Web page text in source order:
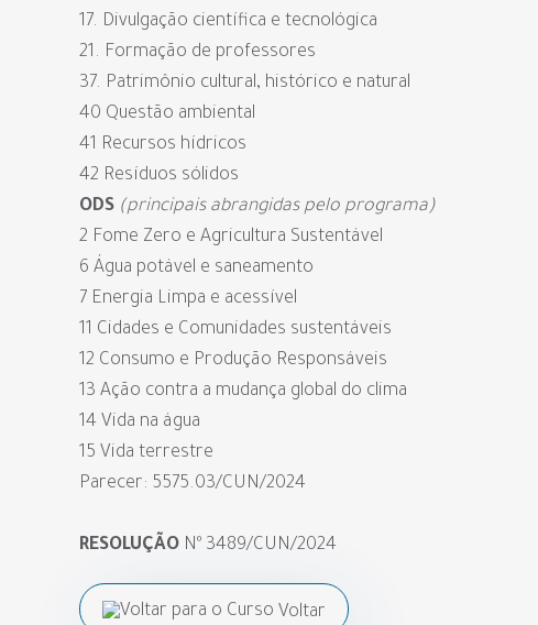
17. Divulgação científica e tecnológica
21. Formação de professores
37. Patrimônio cultural, histórico e natural
40 Questão ambiental
41 Recursos hídricos
42 Resíduos sólidos
ODS (principais abrangidas pelo programa)
2 Fome Zero e Agricultura Sustentável
6 Água potável e saneamento
7 Energia Limpa e acessível
11 Cidades e Comunidades sustentáveis
12 Consumo e Produção Responsáveis
13 Ação contra a mudança global do clima
14 Vida na água
15 Vida terrestre
Parecer: 5575.03/CUN/2024
RESOLUÇÃO Nº 3489/CUN/2024
Voltar